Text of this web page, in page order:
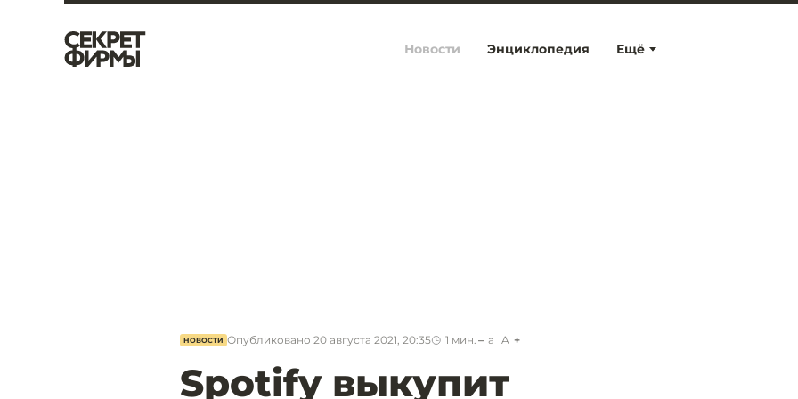
Ещё
Новости Энциклопедия
НОВОСТИ Опубликовано 20 августа 2021, 20:35 1 мин. a A
Spotify выкупит